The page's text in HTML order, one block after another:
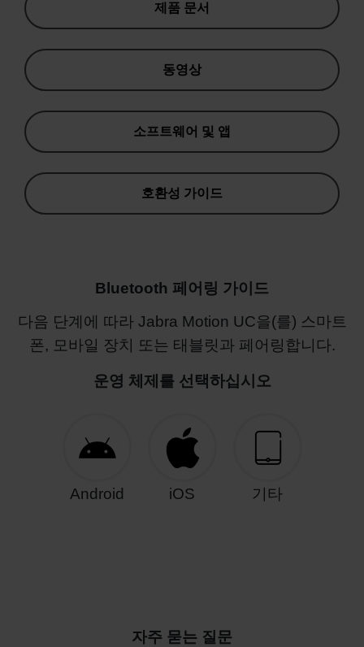
제품 문서
동영상
소프트웨어 및 앱
호환성 가이드
Bluetooth 페어링 가이드
다음 단계에 따라 Jabra Motion UC을(를) 스마트
폰, 모바일 장치 또는 태블릿과 페어링합니다.
운영 체제를 선택하십시오
Android iOS 기타
자주 묻는 질문